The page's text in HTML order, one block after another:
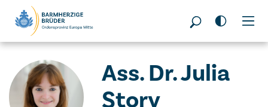
Seitenbereiche:
Ass. Dr. Julia
Story